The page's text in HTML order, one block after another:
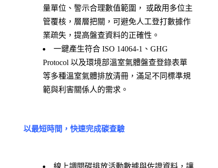
量單位、警示合理數值範圍， 或啟用多位主
管覆核，層層把關，可避免人工登打數據作
業疏失，提高盤查資料的正確性。
一鍵產生符合 ISO 14064-1、GHG
Protocol 以及環境部溫室氣體盤查登錄表單
等多種溫室氣體排放清冊，滿足不同標準規
範與利害關係人的需求。
以最短時間，快速完成碳查驗
線上調閱碳排放活動數據與佐證資料，讓